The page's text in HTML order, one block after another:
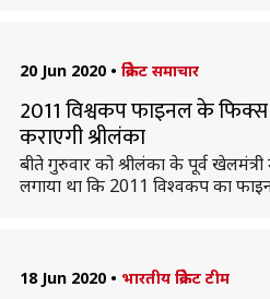
20 Jun 2020 • क्रिकेट समाचार
2011 विश्वकप फाइनल के
कराएगी श्रीलंका
बीते गुरुवार को श्रीलंका के पूर्व
लगाया था कि 2011 विश्वकप का
18 Jun 2020 • भारतीय क्रिकेट टीम